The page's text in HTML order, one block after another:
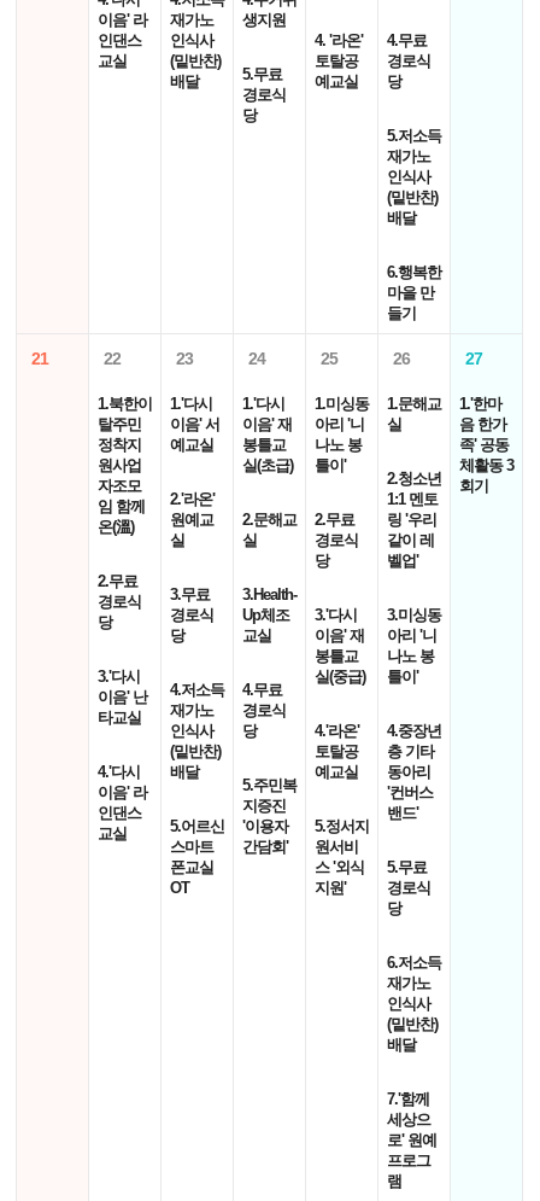
이음' 라
인댄스
교실
재가노
인식사
(밑반찬)
배달
생지원
5.무료
경로식
당
4. '라온'
토탈공
예교실
4.무료
경로식
당
5.저소득
재가노
인식사
(밑반찬)
배달
6.행복한
마을 만
들기
21 22
1.북한이
탈주민
정착지
원사업
자조모
임 함께
온(溫)
2.무료
경로식
당
3.'다시
이음' 난
타교실
4.'다시
이음' 라
인댄스
교실
23
1.'다시
이음' 서
예교실
2.'라온'
원예교
실
3.무료
경로식
당
4.저소득
재가노
인식사
(밑반찬)
배달
5.어르신
스마트
폰교실
OT
24
1.'다시
이음' 재
봉틀교
실(초급)
2.문해교
실
3.Health-
Up체조
교실
4.무료
경로식
당
5.주민복
지증진
'이용자
간담회'
25
1.미싱동
아리 '니
나노 봉
틀이'
2.무료
경로식
당
3.'다시
이음' 재
봉틀교
실(중급)
4.'라온'
토탈공
예교실
5.정서지
원서비
스 '외식
지원'
26
1.문해교
실
2.청소년
1:1 멘토
링 '우리
같이 레
벨업'
3.미싱동
아리 '니
나노 봉
틀이'
4.중장년
층 기타
동아리
'컨버스
밴드'
5.무료
경로식
당
6.저소득
재가노
인식사
(밑반찬)
배달
7.'함께
세상으
로' 원예
프로그
램
27
1.'한마
음 한가
족' 공동
체활동 3
회기